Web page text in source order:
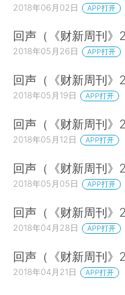
2018年06月02日 APP打开
回声（《财新周刊》
2018年05月26日 APP打开
回声（《财新周刊》
2018年05月19日 APP打开
回声（《财新周刊》
2018年05月12日 APP打开
回声（《财新周刊》
2018年05月05日 APP打开
回声（《财新周刊》
2018年04月28日 APP打开
回声（《财新周刊》
2018年04月21日 APP打开